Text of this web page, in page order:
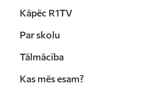
Kāpēc R1TV
Par skolu
Tālmācība
Kas mēs esam?